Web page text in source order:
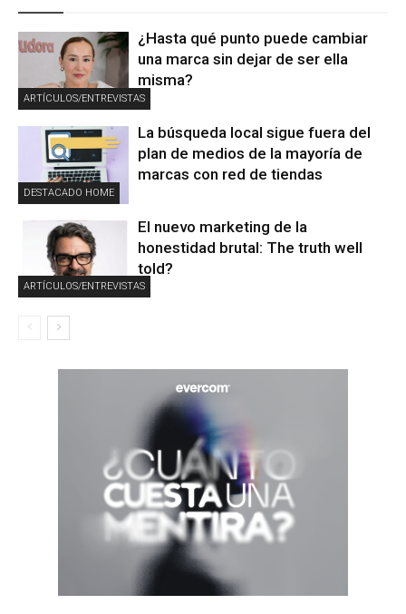
ARTÍCULOS/ENTREVISTAS
¿Hasta qué punto puede cambiar
una marca sin dejar de ser ella
misma?
DESTACADO HOME
La búsqueda local sigue fuera del
plan de medios de la mayoría de
marcas con red de tiendas
ARTÍCULOS/ENTREVISTAS
El nuevo marketing de la
honestidad brutal: The truth well
told?